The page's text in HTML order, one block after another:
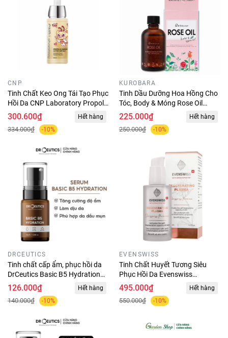
CNP
Tinh Chất Keo Ong Tái Tạo Phục
Hồi Da CNP Laboratory Propolis
Energy Ampule 30ml
300.600₫
334.000₫ -10%
Hết hàng
KUROBARA
Tinh Dầu Dưỡng Hoa Hồng Cho
Tóc, Body & Móng Rose Oil
Botanical Nhật 60ml
225.000₫
250.000₫ -10%
Hết hàng
DRCEUTICS
Tinh chất cấp ẩm, phục hồi da
DrCeutics Basic B5 Hydration
Serum 30g
126.000₫
140.000₫ -10%
Hết hàng
EVENSWISS
Tinh Chất Huyết Tương Siêu
Phục Hồi Da Evenswiss
Regenerating Plasma 50ml
495.000₫
550.000₫ -10%
Hết hàng